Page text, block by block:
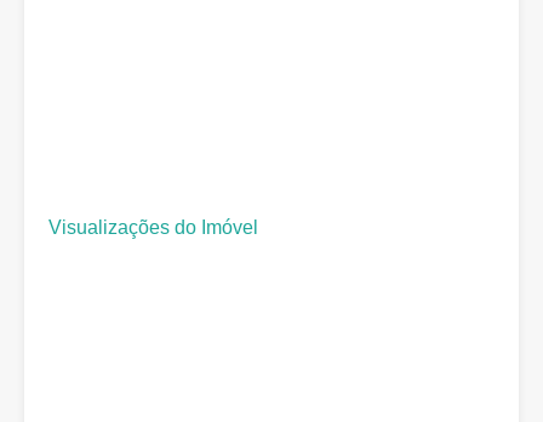
Visualizações do Imóvel